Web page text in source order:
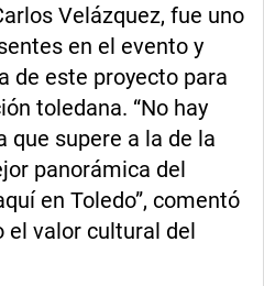
Velázquez, fue uno
en el evento y
de este proyecto para
toledana. “No hay
que supere a la de la
panorámica del
en Toledo”, comentó
valor cultural del